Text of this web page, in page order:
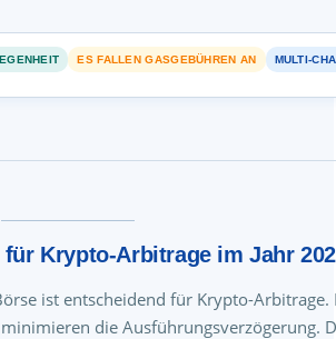
ES FALLEN GASGEBÜHREN AN MULTI-
für Krypto-Arbitrage im Jahr
ist entscheidend für Krypto-
die